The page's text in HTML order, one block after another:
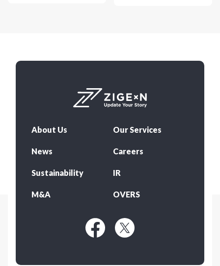
About Us Our Services
News Careers
Sustainability IR
M&A OVERS